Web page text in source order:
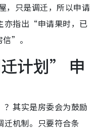
，只是调迁，所以申请
亦指出“申请果时，已
”。
计划” 申
其实是房委会为鼓励
迁机制。只要符合条